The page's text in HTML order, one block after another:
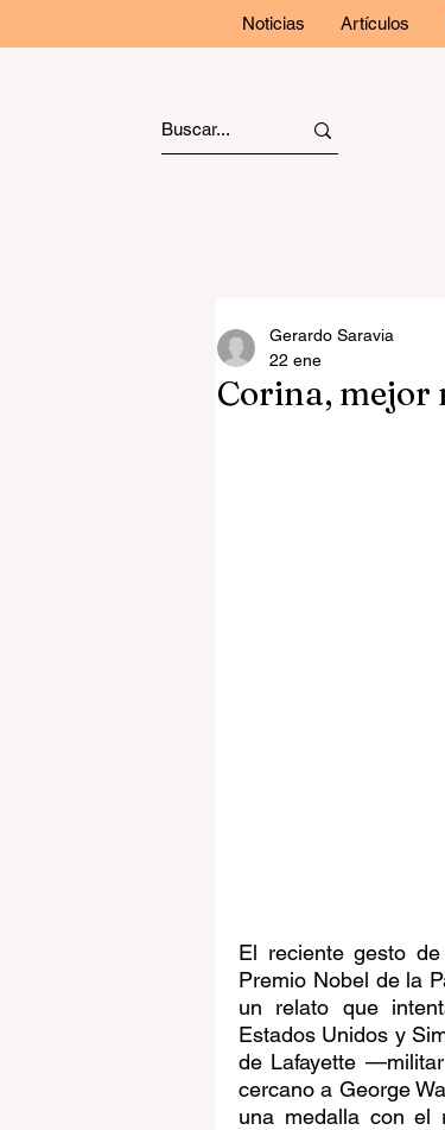
Noticias Artículos
Corina, mejor
Gerardo Saravia
22 ene
El reciente gesto
Premio Nobel de la
un relato que
Estados Unidos y
de Lafayette
cercano a George
una medalla con el